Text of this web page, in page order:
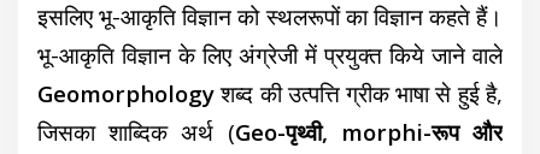
इसलिए भू-आकृति विज्ञान को स्थलरूपों का विज्ञान कहते हैं।
भू-आकृति विज्ञान के लिए अंग्रेजी में प्रयुक्त किये जाने वाले
Geomorphologyशब्द की उत्पत्ति ग्रीक भाषा से हुई है,
जिसका शाब्दिक अर्थ (Geo-पृथ्वी, morphi-रूप और